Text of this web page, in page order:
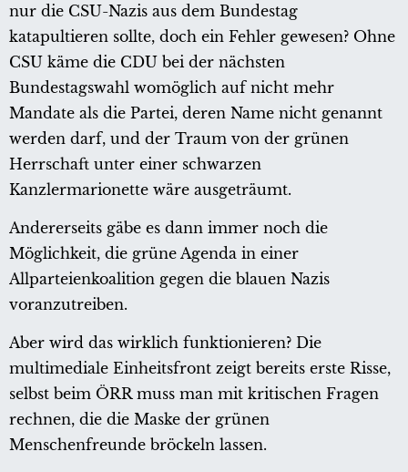
nur die CSU-Nazis aus dem Bundestag
katapultieren sollte, doch ein Fehler gewesen? Ohne
CSU käme die CDU bei der nächsten
Bundestagswahl womöglich auf nicht mehr
Mandate als die Partei, deren Name nicht genannt
werden darf, und der Traum von der grünen
Herrschaft unter einer schwarzen
Kanzlermarionette wäre ausgeträumt.
Andererseits gäbe es dann immer noch die
Möglichkeit, die grüne Agenda in einer
Allparteienkoalition gegen die blauen Nazis
voranzutreiben.
Aber wird das wirklich funktionieren? Die
multimediale Einheitsfront zeigt bereits erste Risse,
selbst beim ÖRR muss man mit kritischen Fragen
rechnen, die die Maske der grünen
Menschenfreunde bröckeln lassen.